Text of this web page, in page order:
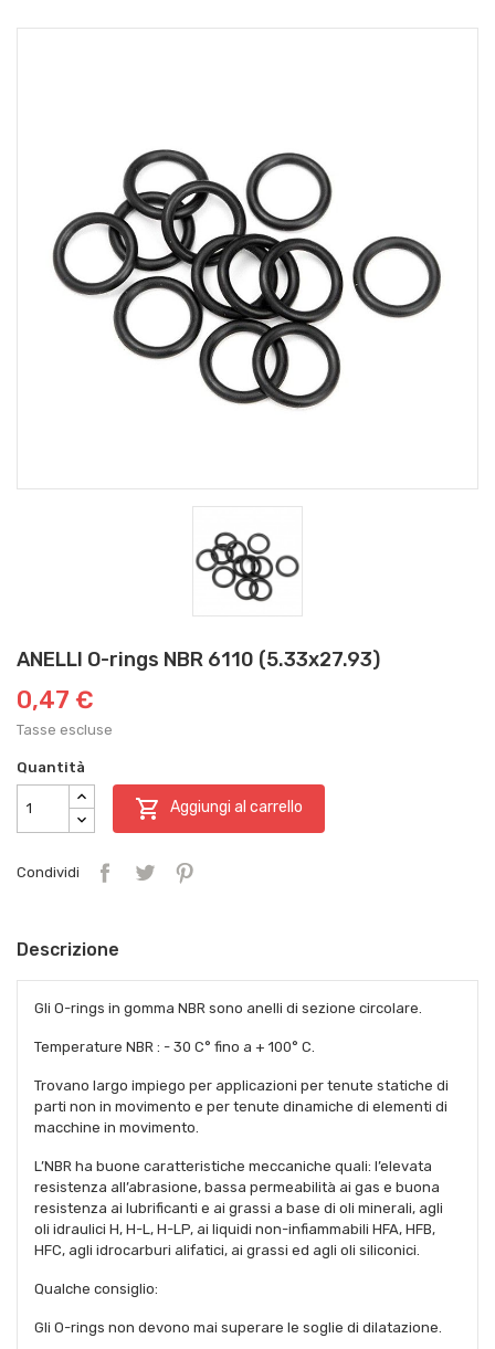
ANELLI O-rings NBR 6110 (5.33x27.93)
0,47 €
Tasse escluse
Quantità
 Aggiungi al carrello
Condividi
Descrizione
Gli O-rings in gomma NBR sono anelli di sezione circolare.
Temperature NBR : - 30 C° fino a + 100° C.
Trovano largo impiego per applicazioni per tenute statiche di
parti non in movimento e per tenute dinamiche di elementi di
macchine in movimento.
L’NBR ha buone caratteristiche meccaniche quali: l’elevata
resistenza all’abrasione, bassa permeabilità ai gas e buona
resistenza ai lubrificanti e ai grassi a base di oli minerali, agli
oli idraulici H, H-L, H-LP, ai liquidi non-infiammabili HFA, HFB,
HFC, agli idrocarburi alifatici, ai grassi ed agli oli siliconici.
Qualche consiglio:
Gli O-rings non devono mai superare le soglie di dilatazione.